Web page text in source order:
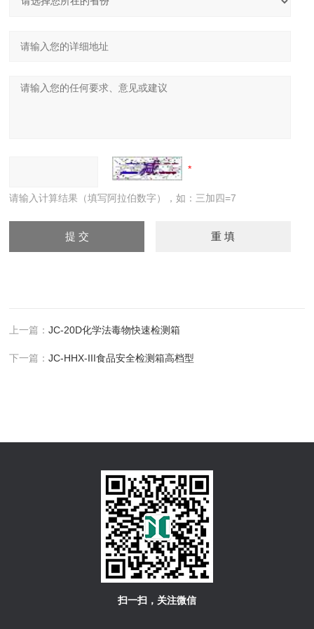
请输入计算结果（填写阿拉伯数字），如：三加四=7
上一篇：JC-20D化学法毒物快速检测箱
下一篇：JC-HHX-III食品安全检测箱高档型
扫一扫，关注微信